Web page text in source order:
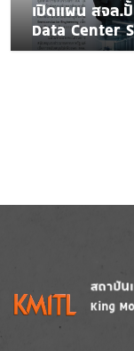
เปิดแผน สจล.
Data Center
Image